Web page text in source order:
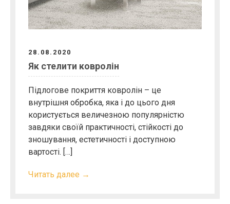
28.08.2020
Як стелити ковролін
Підлогове покриття ковролін – це
внутрішня обробка, яка і до цього дня
користується величезною популярністю
завдяки своїй практичності, стійкості до
зношування, естетичності і доступною
вартості. […]
Читать далее →